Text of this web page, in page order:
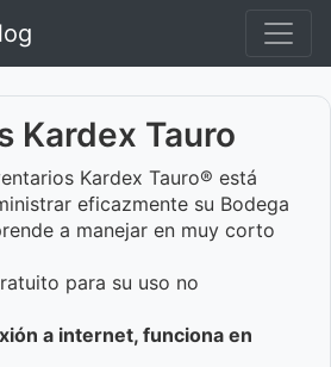
Kardex Tauro
Kardex Tauro® está
eficazmente su Bodega
a manejar en muy corto
para su uso no
a internet, funciona en